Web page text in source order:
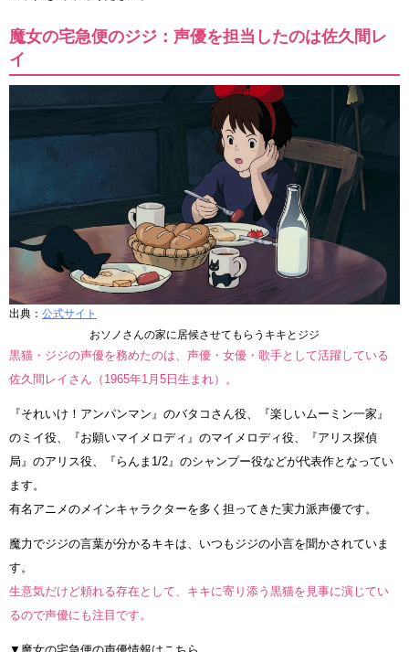
魔女の宅急便のジジ：声優を担当したのは佐久間レ
イ
出典： 公式サイト
おソノさんの家に居候させてもらうキキとジジ
黒猫・ジジの声優を務めたのは、声優・女優・歌手として活躍している
佐久間レイさん（1965年1月5日生まれ）。
『それいけ！アンパンマン』のバタコさん役、『楽しいムーミン一家』
のミイ役、『お願いマイメロディ』のマイメロディ役、『アリス探偵
局』のアリス役、『らんま1/2』のシャンプー役などが代表作となってい
ます。
有名アニメのメインキャラクターを多く担ってきた実力派声優です。
魔力でジジの言葉が分かるキキは、いつもジジの小言を聞かされていま
す。
生意気だけど頼れる存在として、キキに寄り添う黒猫を見事に演じてい
るので声優にも注目です。